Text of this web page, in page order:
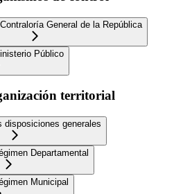
General de la República
Público
territorial
disposiciones generales
Departamental
Municipal